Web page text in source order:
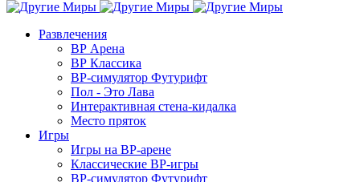
Развлечения
ВР Арена
ВР Классика
ВР-симулятор Футурифт
Пол - Это Лава
Интерактивная стена-кидалка
Место пряток
Игры
Игры на ВР-арене
Классические ВР-игры
ВР-симулятор Футурифт